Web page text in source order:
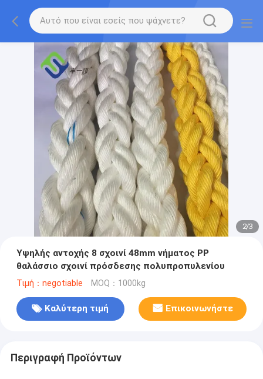
2/3
Υψηλής αντοχής 8 σχοινί 48mm νήματος PP
θαλάσσιο σχοινί πρόσδεσης πολυπροπυλενίου
Τιμή：negotiable MOQ：1000kg
Καλύτερη τιμή Επικοινωνήστε
Περιγραφή Προϊόντων